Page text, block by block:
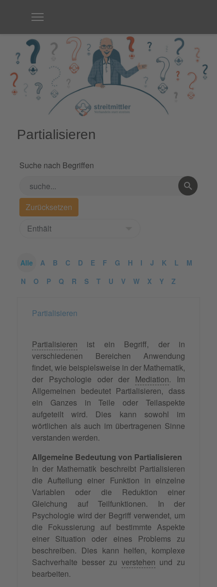
Partialisieren
Suche nach Begriffen
Alle A B C D E F G H I J K L
M
N
O P Q R S T U V W X Y Z
Partialisieren
Partialisieren ist ein Begriff, der in
verschiedenen Bereichen Anwendung
findet, wie beispielsweise in der Mathematik,
der Psychologie oder der Mediation. Im
Allgemeinen bedeutet Partialisieren, dass
ein Ganzes in Teile oder Teilaspekte
aufgeteilt wird. Dies kann sowohl im
wörtlichen als auch im übertragenen Sinne
verstanden werden.
Allgemeine Bedeutung von Partialisieren
In der Mathematik beschreibt Partialisieren
die Aufteilung einer Funktion in einzelne
Variablen oder die Reduktion einer
Gleichung auf Teilfunktionen. In der
Psychologie wird der Begriff verwendet, um
die Fokussierung auf bestimmte Aspekte
einer Situation oder eines Problems zu
beschreiben. Dies kann helfen, komplexe
Sachverhalte besser zu verstehen und zu
bearbeiten.